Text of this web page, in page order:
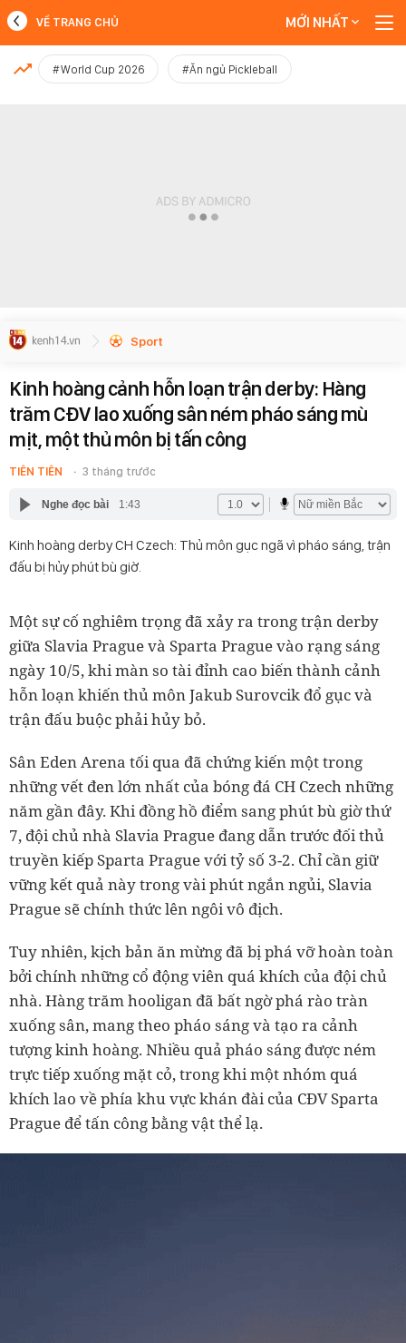
MỚI NHẤT
VỀ TRANG CHỦ MỚI NHẤT
#World Cup 2026 #Ăn ngủ Pickleball
Sport
Kinh hoàng cảnh hỗn loạn trận derby: Hàng
trăm CĐV lao xuống sân ném pháo sáng mù
mịt, một thủ môn bị tấn công
TIÊN TIÊN 3 tháng trước
Nghe đọc bài 1:43
Kinh hoàng derby CH Czech: Thủ môn gục ngã vì pháo sáng, trận
đấu bị hủy phút bù giờ.
Một sự cố nghiêm trọng đã xảy ra trong trận derby
giữa Slavia Prague và Sparta Prague vào rạng sáng
ngày 10/5, khi màn so tài đỉnh cao biến thành cảnh
hỗn loạn khiến thủ môn Jakub Surovcik đổ gục và
trận đấu buộc phải hủy bỏ.
Sân Eden Arena tối qua đã chứng kiến một trong
những vết đen lớn nhất của bóng đá CH Czech những
năm gần đây. Khi đồng hồ điểm sang phút bù giờ thứ
7, đội chủ nhà Slavia Prague đang dẫn trước đối thủ
truyền kiếp Sparta Prague với tỷ số 3-2. Chỉ cần giữ
vững kết quả này trong vài phút ngắn ngủi, Slavia
Prague sẽ chính thức lên ngôi vô địch.
Tuy nhiên, kịch bản ăn mừng đã bị phá vỡ hoàn toàn
bởi chính những cổ động viên quá khích của đội chủ
nhà. Hàng trăm hooligan đã bất ngờ phá rào tràn
xuống sân, mang theo pháo sáng và tạo ra cảnh
tượng kinh hoàng. Nhiều quả pháo sáng được ném
trực tiếp xuống mặt cỏ, trong khi một nhóm quá
khích lao về phía khu vực khán đài của CĐV Sparta
Prague để tấn công bằng vật thể lạ.